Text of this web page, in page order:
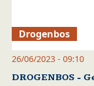
Drogenbos
26/06/2023 - 09:10
DROGENBOS -